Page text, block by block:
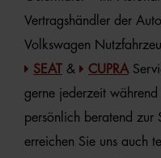
Vertragshändler der
Volkswagen
SEAT & CUPRA
gerne jederzeit während
persönlich beratend zur
erreichen Sie uns auch